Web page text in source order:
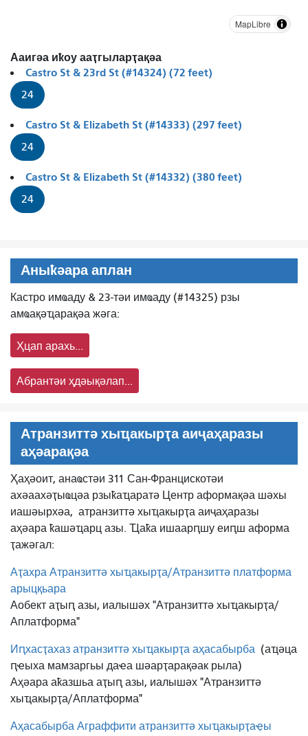
MapLibre
Ааигәа иҟоу ааҭгыларҭақәа
Castro St & 23rd St (#14324) (72 feet)
24
Castro St & Elizabeth St (#14333) (297 feet)
24
Castro St & Elizabeth St (#14332) (380 feet)
24
Аныҟәара аплан
Кастро имҩаду & 23-тәи имҩаду (#14325) рзы
амҩақәҵарақәа жәга:
Ҳцап арахь...
Абрантәи ҳдәықәлап...
Атранзиттә хыҵакырҭа аиҷаҳаразы
аҳәарақәа
Ҳаҳәоит, анаҩстәи 311 Сан-Францискотәи
ахәаахәҭыҩцәа рзыҟаҵаратә Центр аформақәа шәхы
иашәырхәа, атранзиттә хыҵакырҭа аиҷаҳаразы
аҳәара ҟашәҵарц азы. Ҵаҟа ишаарԥшу еиԥш аформа
ҭажәгал:
Аҭахра Атранзиттә хыҵакырҭа/Атранзиттә платформа
арыцқьара
Аобект аҭыԥ азы, иалышәх "Атранзиттә хыҵакырҭа/
Аплатформа"
Иԥхасҭахаз атранзиттә хыҵакырҭа аҳасабырба (аҵәца
ԥҽыха мамзаргьы даҽа шәарҭарақәак рыла)
Аҳәара аҟазшьа аҭыԥ азы, иалышәх "Атранзиттә
хыҵакырҭа/Аплатформа"
Аҳасабырба Аграффити атранзиттә хыҵакырҭаҿы